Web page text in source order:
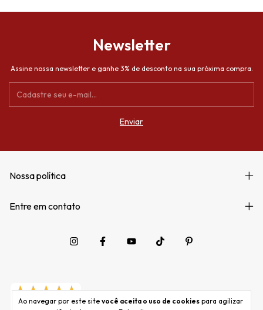
Ao navegar por este site você aceita o uso de cookies para agilizar
Newsletter
Assine nossa newsletter e ganhe 3% de desconto na sua próxima compra.
Nossa política
Entre em contato
262 avaliações reais